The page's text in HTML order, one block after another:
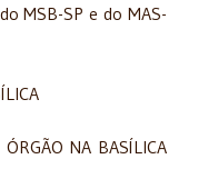
MSB-SP e do MAS-
ÓRGÃO NA BASÍLICA